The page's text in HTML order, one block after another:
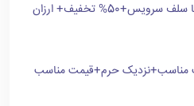
تخفیف+ ارزان
مناسب+نزدیک حرم+قیمت مناسب